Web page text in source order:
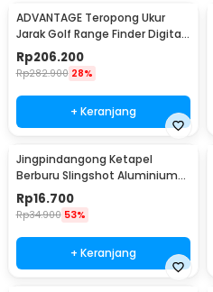
ADVANTAGE Teropong Ukur
Jarak Golf Range Finder Digital
7x18 - AD-964
Rp206.200
Rp282.900 28%
+ Keranjang
Jingpindangong Ketapel
Berburu Slingshot Aluminium
Alloy - OD-014
Rp16.700
Rp34.900 53%
+ Keranjang